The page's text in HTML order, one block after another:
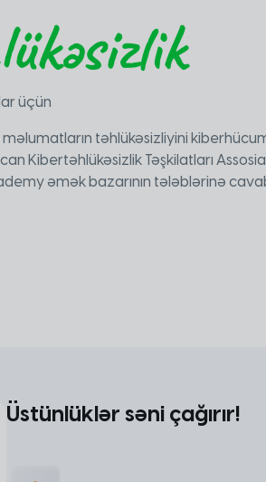
üçün
məlumatların təhlükəsizliyini
Kibertəhlükəsizlik Təşkilatları
əmək bazarının tələblərinə
Üstünlüklər səni çağırır!